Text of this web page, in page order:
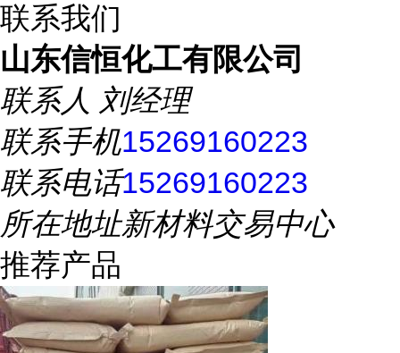
联系我们
山东信恒化工有限公司
联系人 刘经理
联系手机15269160223
联系电话15269160223
所在地址新材料交易中心
推荐产品